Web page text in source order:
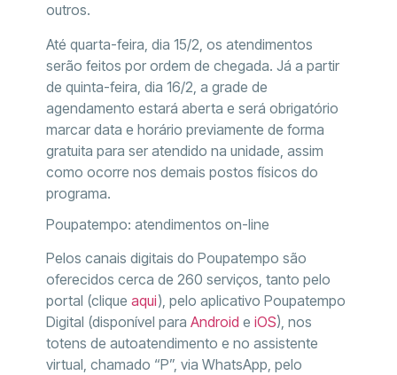
outros.
Até quarta-feira, dia 15/2, os atendimentos
serão feitos por ordem de chegada. Já a partir
de quinta-feira, dia 16/2, a grade de
agendamento estará aberta e será obrigatório
marcar data e horário previamente de forma
gratuita para ser atendido na unidade, assim
como ocorre nos demais postos físicos do
programa.
Poupatempo: atendimentos on-line
Pelos canais digitais do Poupatempo são
oferecidos cerca de 260 serviços, tanto pelo
portal (clique aqui), pelo aplicativo Poupatempo
Digital (disponível para Android e iOS), nos
totens de autoatendimento e no assistente
virtual, chamado “P”, via WhatsApp, pelo